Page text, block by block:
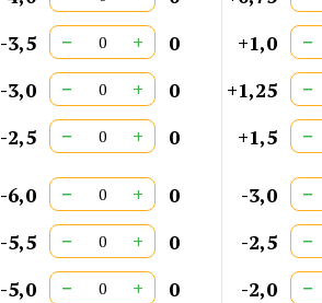
-3,5
− +
0
-3,0
− +
0
-2,5
− + 0
+1,0
−
+1,25
−
+1,5
−
-6,0 − +
0
-5,5
− +
0
-5,0
− +
0
-3,0 −
-2,5
−
-2,0
−